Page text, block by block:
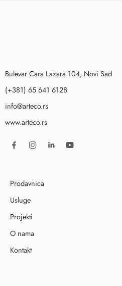
Bulevar Cara Lazara 104, Novi Sad
(+381) 65 641 6128
info@arteco.rs
www.arteco.rs
Prodavnica
Usluge
Projekti
O nama
Kontakt